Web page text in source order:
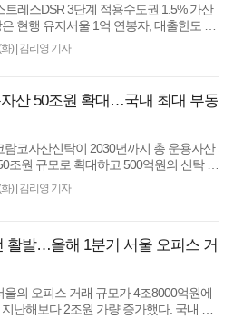
트레스DSR 3단계 적용수도권 1.5% 가산
현행 유지서울 1억 연봉자, 대출한도 1
원 감소할 듯 [땅집고] 연봉 5000만원을
A씨. 그..
)| 김리영 기자
산 50조원 확대…국내 최대 부동
람코자산신탁이 2030년까지 총 운용자산
조원 규모로 확대하고 500억원의 신탁 계
달성한다고 밝혔다. 코람코자산신탁과
운용..
)| 김리영 기자
활발…올해 1분기 서울 오피스 거
울의 오피스 거래 규모가 4조8000억원에
난해보다 2조원 가량 증가했다. 국내 최